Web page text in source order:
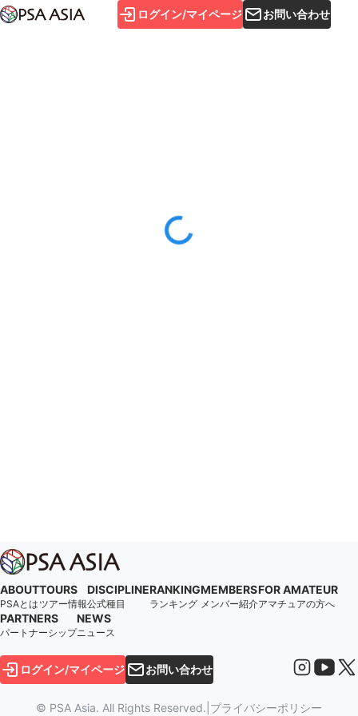
ログイン/マイページ お問い合わせ
ABOUT
PSAとは
TOURS
ツアー情報
DISCIPLINE
公式種目
RANKING
ランキング
MEMBERS
メンバー紹介
FOR AMATEUR
アマチュアの方へ
PARTNERS
パートナーシップ
NEWS
ニュース
ログイン/マイページ お問い合わせ
© PSA Asia. All Rights Reserved. プライバシーポリシー